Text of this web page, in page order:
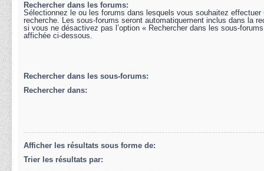
Rechercher dans les forums:
Sélectionnez le ou les forums dans lesquels vous souhaitez effectuer
recherche. Les sous-forums seront automatiquement inclus dans la
si vous ne désactivez pas l’option « Rechercher dans les sous-
affichée ci-dessous.
Rechercher dans les sous-forums:
Rechercher dans:
Afficher les résultats sous forme de:
Trier les résultats par: